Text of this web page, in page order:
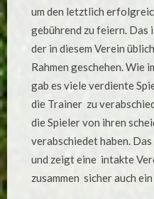
um den letztlich
gebührend zu feiern. Das
der in diesem Verein
Rahmen geschehen. Wie
gab es viele verdiente
die Trainer zu
die Spieler von ihren
verabschiedet haben.
und zeigt eine intakte
zusammen sicher auch